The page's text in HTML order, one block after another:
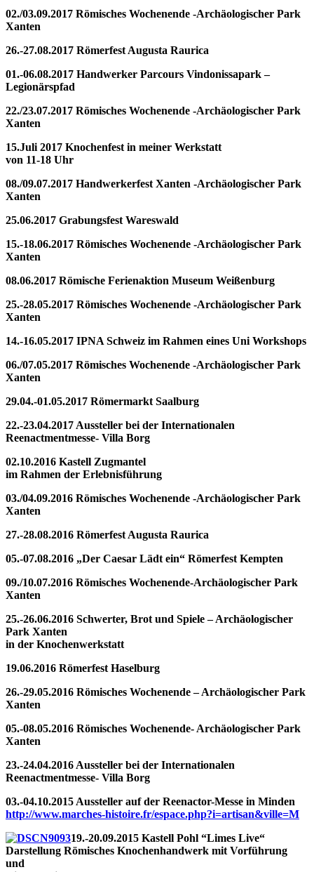
02./03.09.2017 Römisches Wochenende -Archäologischer Park
Xanten
26.-27.08.2017 Römerfest Augusta Raurica
01.-06.08.2017 Handwerker Parcours Vindonissapark –
Legionärspfad
22./23.07.2017 Römisches Wochenende -Archäologischer Park
Xanten
15.Juli 2017 Knochenfest in meiner Werkstatt
von 11-18 Uhr
08./09.07.2017 Handwerkerfest Xanten -Archäologischer Park
Xanten
25.06.2017 Grabungsfest Wareswald
15.-18.06.2017 Römisches Wochenende -Archäologischer Park
Xanten
08.06.2017 Römische Ferienaktion Museum Weißenburg
25.-28.05.2017 Römisches Wochenende -Archäologischer Park
Xanten
14.-16.05.2017 IPNA Schweiz im Rahmen eines Uni Workshops
06./07.05.2017 Römisches Wochenende -Archäologischer Park
Xanten
29.04.-01.05.2017 Römermarkt Saalburg
22.-23.04.2017 Aussteller bei der Internationalen
Reenactmentmesse- Villa Borg
02.10.2016 Kastell Zugmantel
im Rahmen der Erlebnisführung
03./04.09.2016 Römisches Wochenende -Archäologischer Park
Xanten
27.-28.08.2016 Römerfest Augusta Raurica
05.-07.08.2016 „Der Caesar Lädt ein“ Römerfest Kempten
09./10.07.2016 Römisches Wochenende-Archäologischer Park
Xanten
25.-26.06.2016 Schwerter, Brot und Spiele – Archäologischer
Park Xanten
in der Knochenwerkstatt
19.06.2016 Römerfest Haselburg
26.-29.05.2016 Römisches Wochenende – Archäologischer Park
Xanten
05.-08.05.2016 Römisches Wochenende- Archäologischer Park
Xanten
23.-24.04.2016 Aussteller bei der Internationalen
Reenactmentmesse- Villa Borg
03.-04.10.2015 Aussteller auf der Reenactor-Messe in Minden
http://www.marches-histoire.fr/espace.php?i=artisan&ville=M
19.-20.09.2015 Kastell Pohl “Limes Live“
Darstellung Römisches Knochenhandwerk mit Vorführung
und